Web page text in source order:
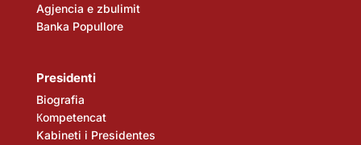
Agjencia e zbulimit
Banka Popullore
Presidenti
Biografia
Кompetencat
Kabineti i Presidentes